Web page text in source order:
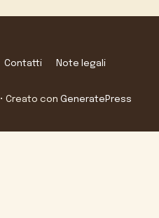
Contatti Note legali
• Creato con GeneratePress